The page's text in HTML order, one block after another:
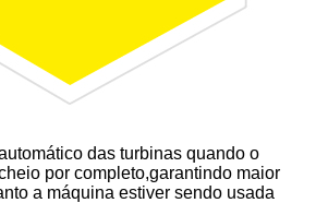
das turbinas quando o
por completo,garantindo maior
a máquina estiver sendo usada